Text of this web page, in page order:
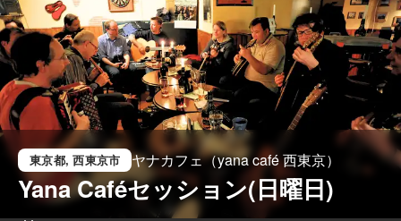
東京都, 西東京市 ヤナカフェ（yana café 西東京）
Yana Caféセッション(日曜日)